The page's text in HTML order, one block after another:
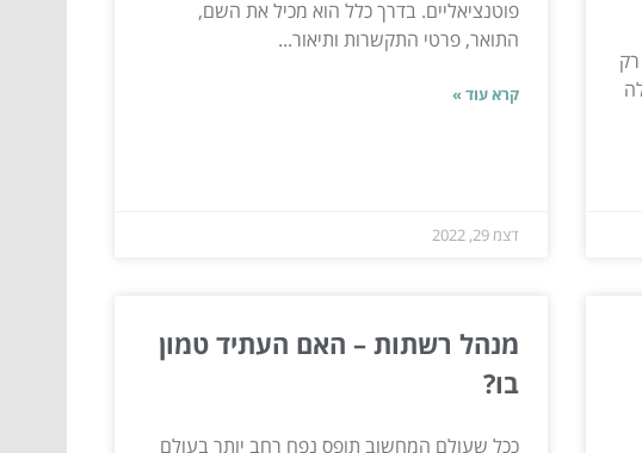
פוטנציאליים. בדרך כלל הוא מכיל את השם,
התואר, פרטי התקשרות ותיאור...
קרא עוד »
דצמ 29, 2022
מנהל רשתות – האם העתיד טמון
בו?
ככל שעולם המחשוב תופס נפח רחב יותר בעולם